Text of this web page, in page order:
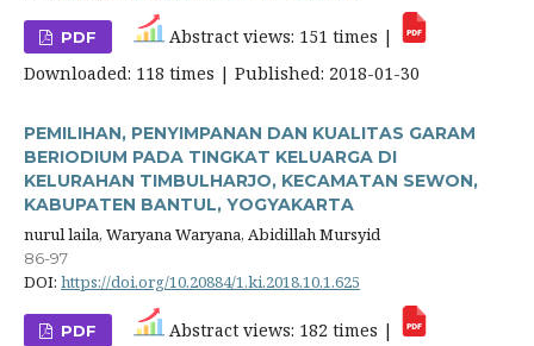
PDF
Abstract views: 151 times |
Downloaded: 118 times | Published: 2018-01-30
PEMILIHAN, PENYIMPANAN DAN KUALITAS GARAM
BERIODIUM PADA TINGKAT KELUARGA DI
KELURAHAN TIMBULHARJO, KECAMATAN SEWON,
KABUPATEN BANTUL, YOGYAKARTA
nurul laila, Waryana Waryana, Abidillah Mursyid
86-97
DOI: https://doi.org/10.20884/1.ki.2018.10.1.625
PDF
Abstract views: 182 times |